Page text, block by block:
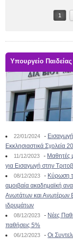
1
Υπουργείο Παιδείας
22/01/2024 -
Εκκλησιαστικά Σχολεία
11/12/2023 - Μαθητές
για Εισαγωγή στην
08/12/2023 - Κύρωση
αμοιβαία ακαδημαϊκή
Ανωτάτων και Ανωτέρων
ιδρυμάτων
08/12/2023 - Νέες
παθήσεις 5%
06/12/2023 -Οι